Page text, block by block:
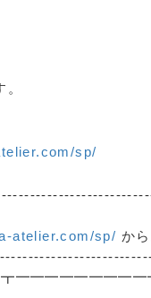
sp/
atelier.com/sp/ から